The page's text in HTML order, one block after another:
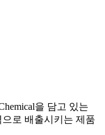
을 담고 있는
로 배출시키는 제품